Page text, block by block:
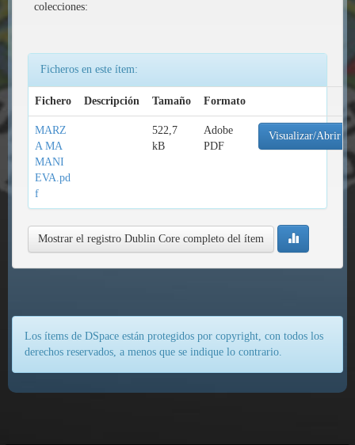
colecciones:
Ficheros en este ítem:
Fichero Descripción Tamaño Formato
MARZ
A MA
MANI
EVA.pd
f
522,7
kB
Adobe
PDF
Visualizar/Abrir
Mostrar el registro Dublin Core completo del ítem
Los ítems de DSpace están protegidos por copyright, con todos los
derechos reservados, a menos que se indique lo contrario.